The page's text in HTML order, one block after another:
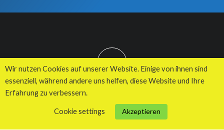
TOP
© 2026 Kuhnes MultiMedia Agentur
Wir nutzen Cookies auf unserer Website. Einige von ihnen sind
essenziell, während andere uns helfen, diese Website und Ihre
Erfahrung zu verbessern.
Cookie settings Akzeptieren